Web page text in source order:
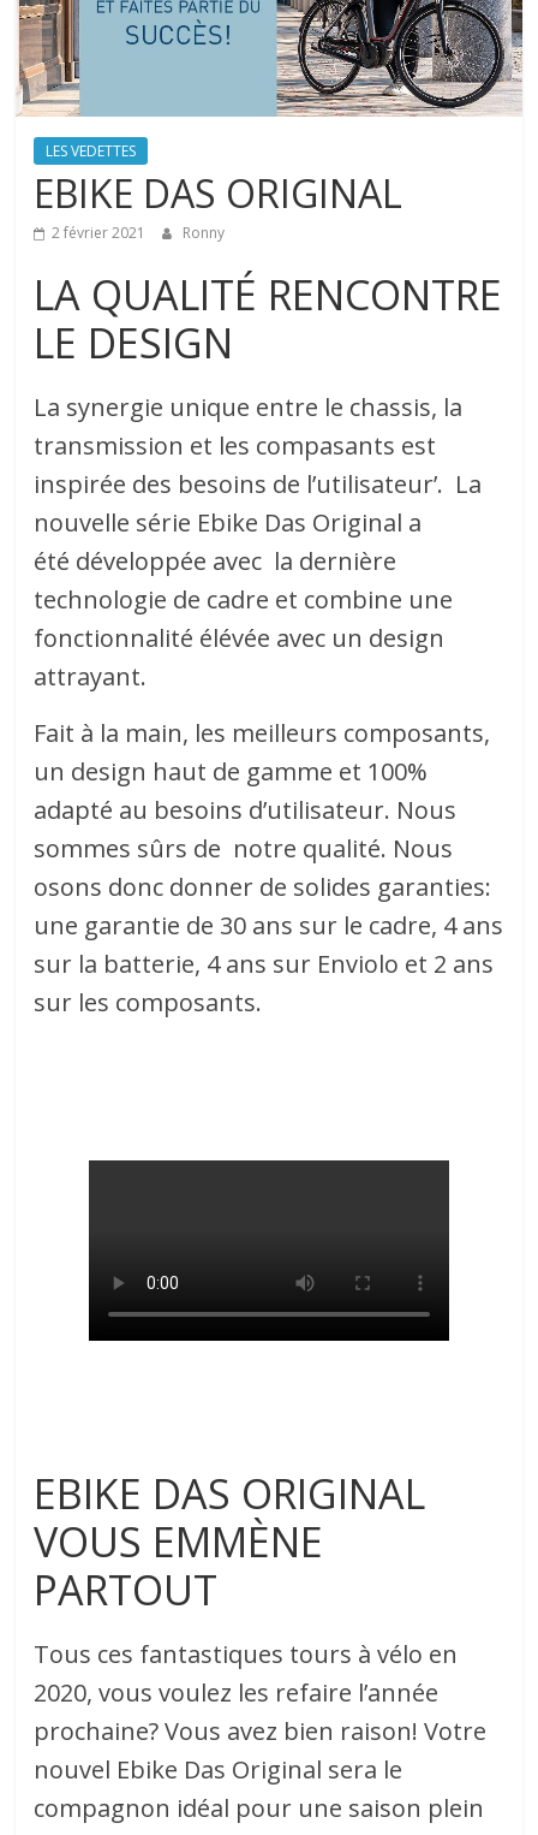
LES VEDETTES
EBIKE DAS ORIGINAL
2 février 2021 Ronny
LA QUALITÉ RENCONTRE
LE DESIGN
La synergie unique entre le chassis, la
transmission et les compasants est
inspirée des besoins de l’utilisateur’. La
nouvelle série Ebike Das Original a
été développée avec la dernière
technologie de cadre et combine une
fonctionnalité élévée avec un design
attrayant.
Fait à la main, les meilleurs composants,
un design haut de gamme et 100%
adapté au besoins d’utilisateur. Nous
sommes sûrs de notre qualité. Nous
osons donc donner de solides garanties:
une garantie de 30 ans sur le cadre, 4 ans
sur la batterie, 4 ans sur Enviolo et 2 ans
sur les composants.
EBIKE DAS ORIGINAL
VOUS EMMÈNE
PARTOUT
Tous ces fantastiques tours à vélo en
2020, vous voulez les refaire l’année
prochaine? Vous avez bien raison! Votre
nouvel Ebike Das Original sera le
compagnon idéal pour une saison plein